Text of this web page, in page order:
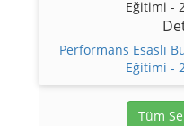
Performans Esaslı
Eğitimi -
Tüm